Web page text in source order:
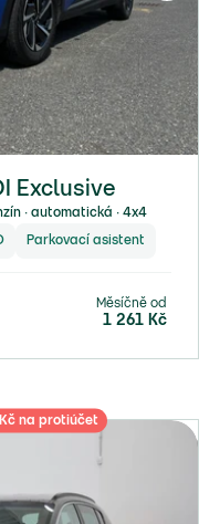
Exclusive
∙ automatická ∙ 4x4
Parkovací asistent
Měsíčně od
1 261 Kč
na protiúčet